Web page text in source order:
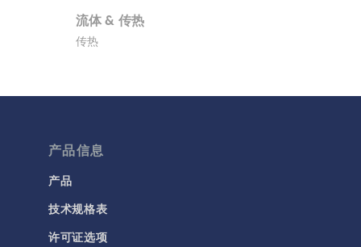
流体 & 传热
传热
多孔介质流动
流体流动颗粒跟踪
电磁学
RF 与微波工程
产品信息
产品
技术规格表
许可证选项